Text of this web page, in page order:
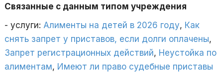
Связанные с данным типом учреждения
- услуги: Алименты на детей в 2026 году, Как
снять запрет у приставов, если долги оплачены,
Запрет регистрационных действий, Неустойка по
алиментам, Имеют ли право судебные приставы